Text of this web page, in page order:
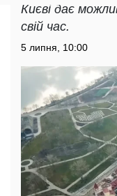
Києві дає
свій час.
5 липня, 10:00